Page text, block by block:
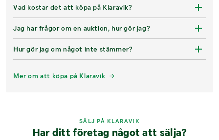
Vad kostar det att köpa på Klaravik?
Jag har frågor om en auktion, hur gör jag?
Hur gör jag om något inte stämmer?
Mer om att köpa på Klaravik
SÄLJ PÅ KLARAVIK
Har ditt företag något att sälja?